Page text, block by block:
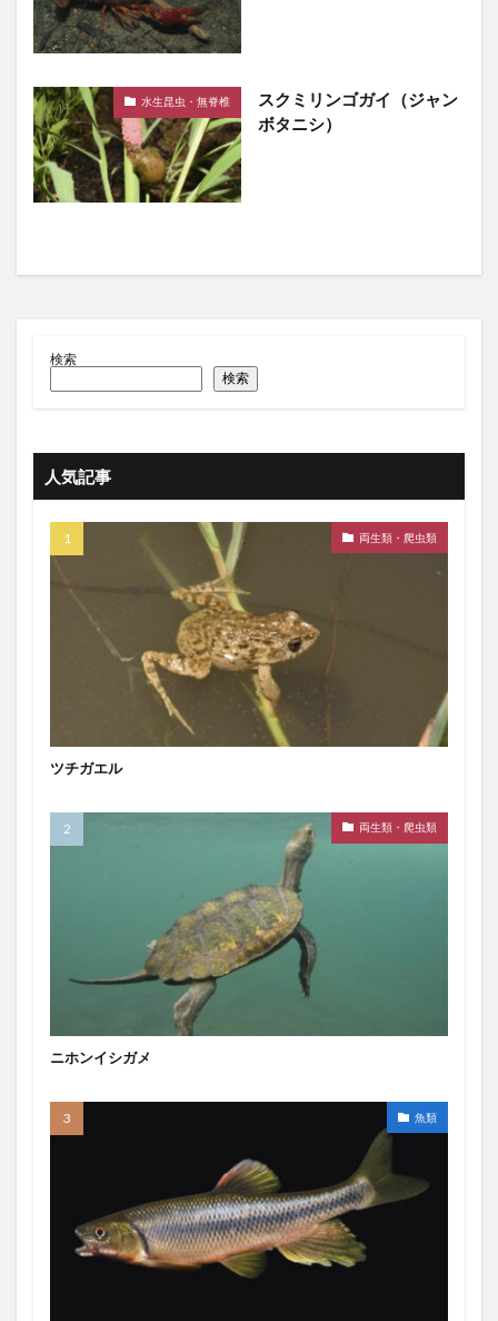
水生昆虫・無脊椎
スクミリンゴガイ（ジャン
ボタニシ）
検索
検索
人気記事
両生類・爬虫類
ツチガエル
両生類・爬虫類
ニホンイシガメ
魚類